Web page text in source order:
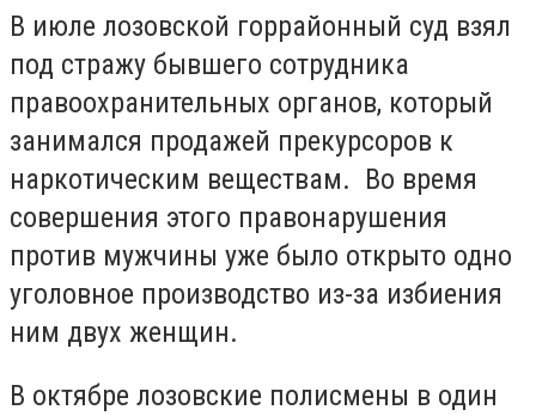
В июле лозовской горрайонный суд взял
под стражу бывшего сотрудника
правоохранительных органов, который
занимался продажей прекурсоров к
наркотическим веществам. Во время
совершения этого правонарушения
против мужчины уже было открыто одно
уголовное производство из-за избиения
ним двух женщин.
В октябре лозовские полисмены в один